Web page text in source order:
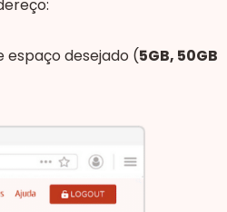
espaço desejado (5GB, 50GB